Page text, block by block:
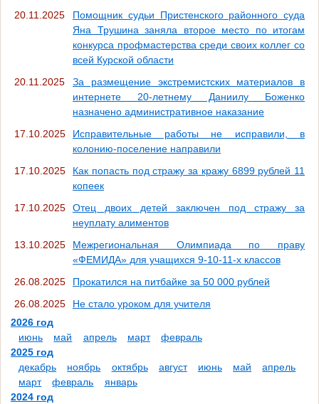
20.11.2025
Помощник судьи Пристенского районного суда
Яна Трушина заняла второе место по итогам
конкурса профмастерства среди своих коллег со
всей Курской области
20.11.2025
За размещение экстремистских материалов в
интернете 20-летнему Даниилу Боженко
назначено административное наказание
17.10.2025
Исправительные работы не исправили, в
колонию-поселение направили
17.10.2025
Как попасть под стражу за кражу 6899 рублей 11
копеек
17.10.2025
Отец двоих детей заключен под стражу за
неуплату алиментов
13.10.2025
Межрегиональная Олимпиада по праву
«ФЕМИДА» для учащихся 9-10-11-х классов
26.08.2025
Прокатился на питбайке за 50 000 рублей
26.08.2025
Не стало уроком для учителя
2026 год
июнь
май апрель март
февраль
2025 год
декабрь
ноябрь октябрь август июнь май
апрель
март
февраль
январь
2024 год